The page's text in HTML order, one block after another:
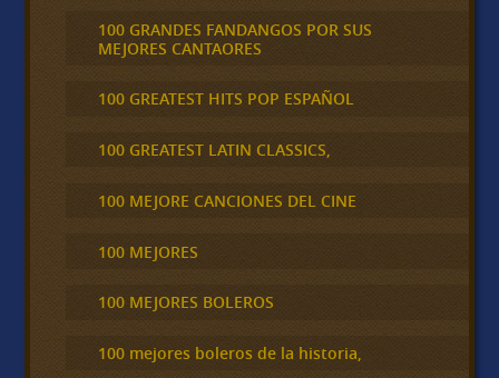
100 GRANDES FANDANGOS POR SUS
MEJORES CANTAORES
100 GREATEST HITS POP ESPAÑOL
100 GREATEST LATIN CLASSICS,
100 MEJORE CANCIONES DEL CINE
100 MEJORES
100 MEJORES BOLEROS
100 mejores boleros de la historia,